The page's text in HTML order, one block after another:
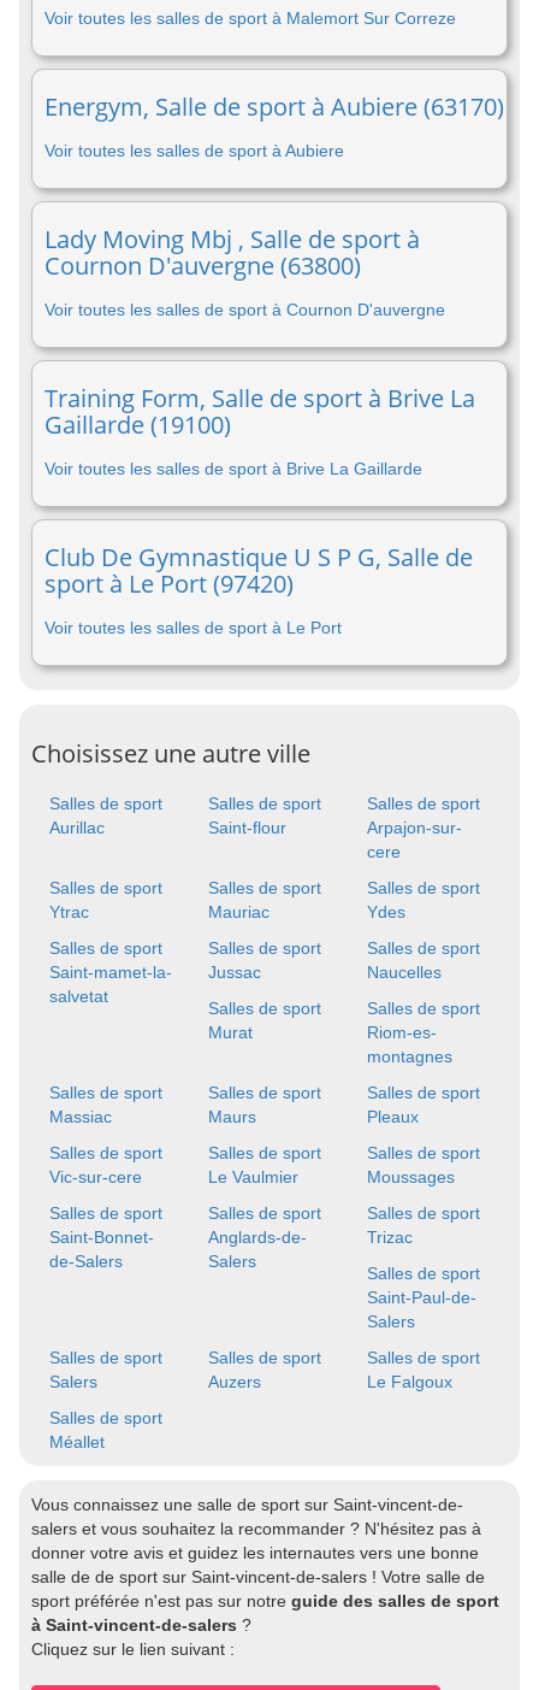
Voir toutes les salles de sport à Malemort Sur Correze
Energym, Salle de sport à Aubiere (63170)
Voir toutes les salles de sport à Aubiere
Lady Moving Mbj , Salle de sport à
Cournon D'auvergne (63800)
Voir toutes les salles de sport à Cournon D'auvergne
Training Form, Salle de sport à Brive La
Gaillarde (19100)
Voir toutes les salles de sport à Brive La Gaillarde
Club De Gymnastique U S P G, Salle de
sport à Le Port (97420)
Voir toutes les salles de sport à Le Port
Choisissez une autre ville
Salles de sport
Aurillac
Salles de sport
Saint-flour
Salles de sport
Arpajon-sur-
cere
Salles de sport
Ytrac
Salles de sport
Mauriac
Salles de sport
Ydes
Salles de sport
Saint-mamet-la-
salvetat
Salles de sport
Jussac
Salles de sport
Naucelles
Salles de sport
Murat
Salles de sport
Riom-es-
montagnes
Salles de sport
Massiac
Salles de sport
Maurs
Salles de sport
Pleaux
Salles de sport
Vic-sur-cere
Salles de sport
Le Vaulmier
Salles de sport
Moussages
Salles de sport
Saint-Bonnet-
de-Salers
Salles de sport
Anglards-de-
Salers
Salles de sport
Trizac
Salles de sport
Saint-Paul-de-
Salers
Salles de sport
Salers
Salles de sport
Auzers
Salles de sport
Le Falgoux
Salles de sport
Méallet
Vous connaissez une salle de sport sur Saint-vincent-de-
salers et vous souhaitez la recommander ? N'hésitez pas à
donner votre avis et guidez les internautes vers une bonne
salle de de sport sur Saint-vincent-de-salers ! Votre salle de
sport préférée n'est pas sur notre guide des salles de sport
à Saint-vincent-de-salers ?
Cliquez sur le lien suivant :